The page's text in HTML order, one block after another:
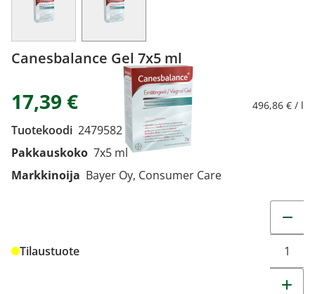
Canesbalance Gel 7x5 ml
17,39 € 496,86 € / l
Tuotekoodi 2479582
Pakkauskoko 7x5 ml
Markkinoija Bayer Oy, Consumer Care
Tilaustuote